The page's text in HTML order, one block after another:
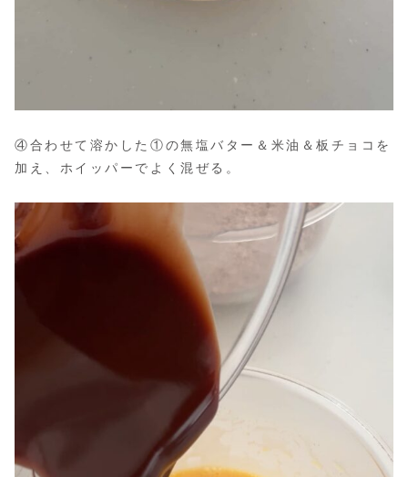
④合わせて溶かした①の無塩バター＆米油＆板チョコを
加え、ホイッパーでよく混ぜる。